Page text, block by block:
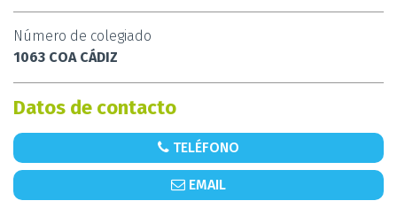
Número de colegiado
1063 COA CÁDIZ
Datos de contacto
TELÉFONO
EMAIL